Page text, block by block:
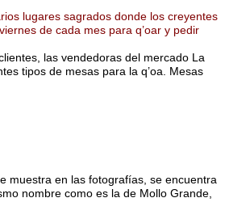
lugares sagrados donde los creyentes
de cada mes para q’oar y pedir
las vendedoras del mercado La
tipos de mesas para la q’oa. Mesas
muestra en las fotografías, se encuentra
nombre como es la de Mollo Grande,